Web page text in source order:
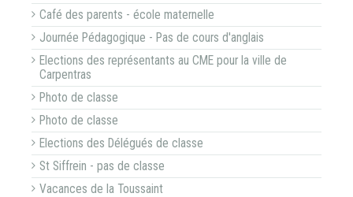
Café des parents - école maternelle
Journée Pédagogique - Pas de cours d'anglais
Elections des représentants au CME pour la ville de
Carpentras
Photo de classe
Photo de classe
Elections des Délégués de classe
St Siffrein - pas de classe
Vacances de la Toussaint